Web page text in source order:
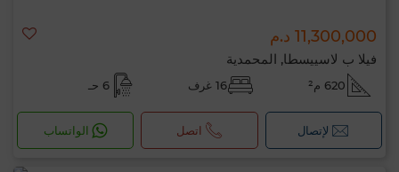
11,300,000 د.م
فيلا ب لاسييسطا, المحمدية
620 م² 16 غرف 6 حـ
لإتصال اتصل الواتساب